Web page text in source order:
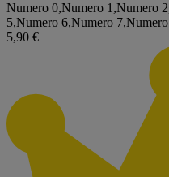
Numero 0,Numero 1 ,Numero 2
5,Numero 6,Numero 7,
5,90 €